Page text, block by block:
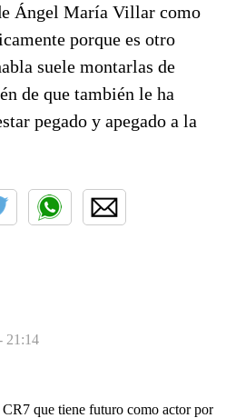
Ángel María Villar como
porque es otro
suele montarlas de
de que también le ha
pegado y apegado a la
21:14
que tiene futuro como actor por